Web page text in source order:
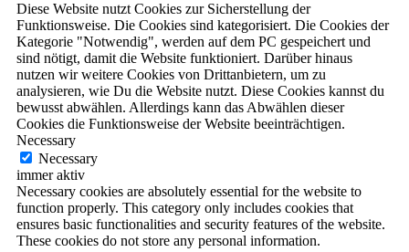
Diese Website nutzt Cookies zur Sicherstellung der
Funktionsweise. Die Cookies sind kategorisiert. Die Cookies der
Kategorie "Notwendig", werden auf dem PC gespeichert und
sind nötigt, damit die Website funktioniert. Darüber hinaus
nutzen wir weitere Cookies von Drittanbietern, um zu
analysieren, wie Du die Website nutzt. Diese Cookies kannst du
bewusst abwählen. Allerdings kann das Abwählen dieser
Cookies die Funktionsweise der Website beeinträchtigen.
Necessary
Necessary
immer aktiv
Necessary cookies are absolutely essential for the website to
function properly. This category only includes cookies that
ensures basic functionalities and security features of the website.
These cookies do not store any personal information.